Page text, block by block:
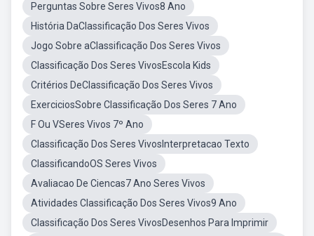
Perguntas Sobre Seres Vivos8 Ano
História DaClassificação Dos Seres Vivos
Jogo Sobre aClassificação Dos Seres Vivos
Classificação Dos Seres VivosEscola Kids
Critérios DeClassificação Dos Seres Vivos
ExerciciosSobre Classificação Dos Seres 7 Ano
F Ou VSeres Vivos 7º Ano
Classificação Dos Seres VivosInterpretacao Texto
ClassificandoOS Seres Vivos
Avaliacao De Ciencas7 Ano Seres Vivos
Atividades Classificação Dos Seres Vivos9 Ano
Classificação Dos Seres VivosDesenhos Para Imprimir